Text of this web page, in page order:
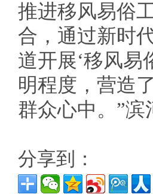
推进移风易俗
合，通过新时
道开展‘移风易
明程度，营造
群众心中。”
分享到：